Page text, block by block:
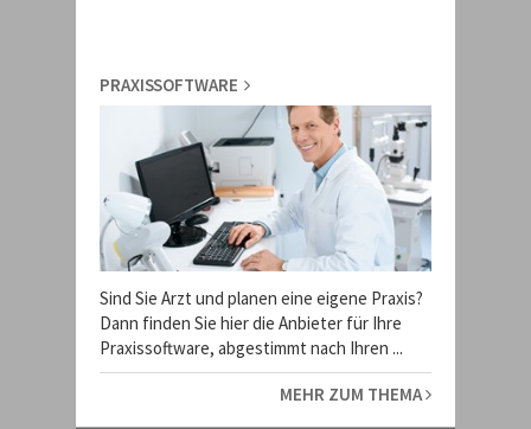
PRAXISSOFTWARE
Sind Sie Arzt und planen eine eigene Praxis?
Dann finden Sie hier die Anbieter für Ihre
Praxissoftware, abgestimmt nach Ihren ...
MEHR ZUM THEMA